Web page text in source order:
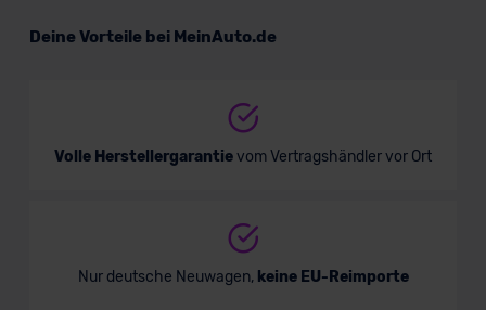
Deine Vorteile bei MeinAuto.de
Volle Herstellergarantievom Vertragshändler vor Ort
Nur deutsche Neuwagen, keine EU-Reimporte